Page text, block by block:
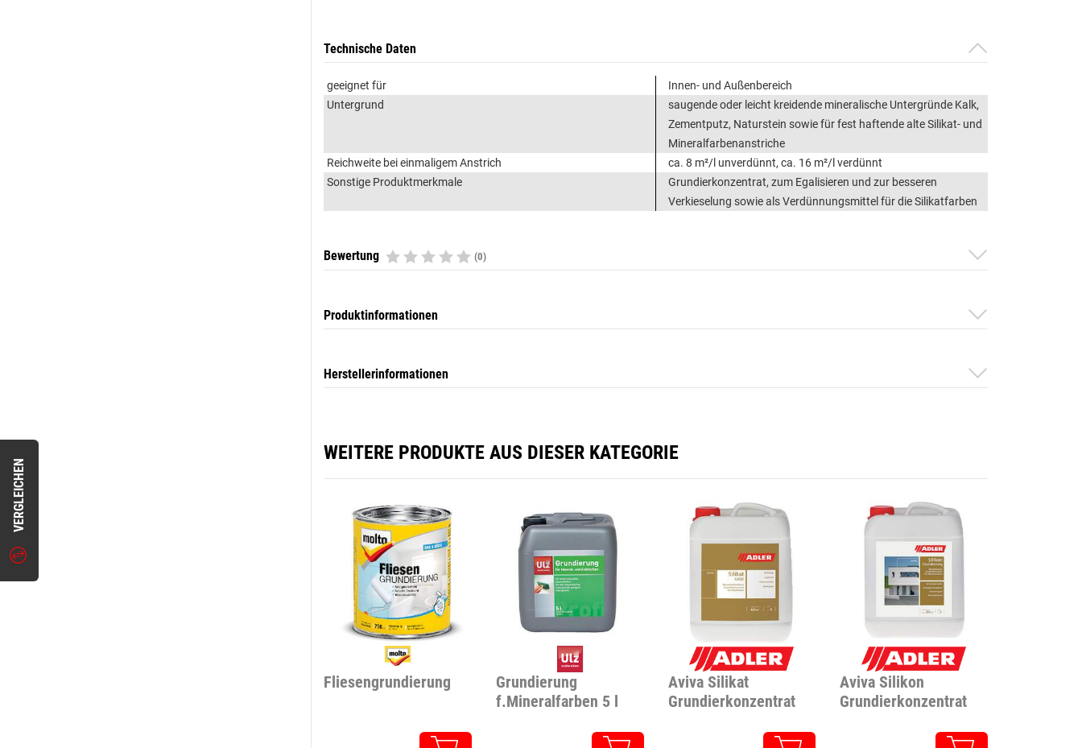
VERGLEICHEN
Technische Daten
geeignet für
Innen- und Außenbereich
Untergrund
saugende oder leicht kreidende mineralische Untergründe Kalk,
Zementputz, Naturstein sowie für fest haftende alte Silikat- und
Mineralfarbenanstriche
Reichweite bei einmaligem Anstrich
ca. 8 m²/l unverdünnt, ca. 16 m²/l verdünnt
Sonstige Produktmerkmale
Grundierkonzentrat, zum Egalisieren und zur besseren
Verkieselung sowie als Verdünnungsmittel für die Silikatfarben
Bewertung (0)
Produktinformationen
Herstellerinformationen
WEITERE PRODUKTE AUS DIESER KATEGORIE
Fliesengrundierung
Grundierung
f.Mineralfarben 5 l
Aviva Silikat
Grundierkonzentrat
Aviva Silikon
Grundierkonzentrat